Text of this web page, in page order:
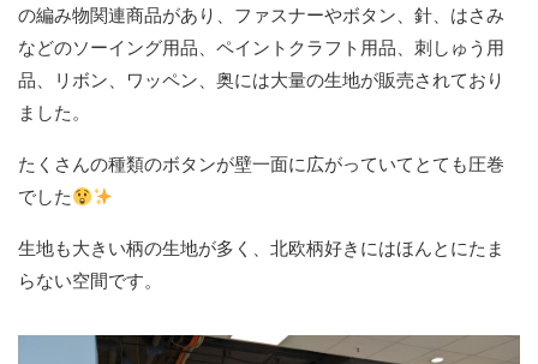
の編み物関連商品があり、ファスナーやボタン、針、はさみ
などのソーイング用品、ペイントクラフト用品、刺しゅう用
品、リボン、ワッペン、奥には大量の生地が販売されており
ました。
たくさんの種類のボタンが壁一面に広がっていてとても圧巻
でした
生地も大きい柄の生地が多く、北欧柄好きにはほんとにたま
らない空間です。